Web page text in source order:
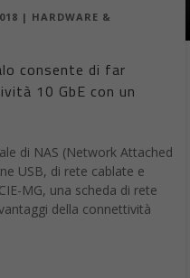
| HARDWARE &
consente di far
10 GbE con un
di NAS (Network Attached
USB, di rete cablate e
MG, una scheda di rete
della connettività